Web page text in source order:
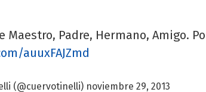
Maestro, Padre, Hermano, Amigo.
auuxFAJZmd
(@cuervotinelli) noviembre 29, 2013